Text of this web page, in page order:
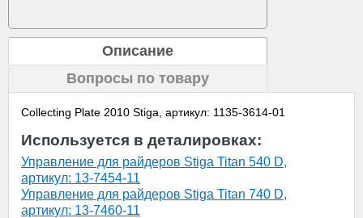
Описание
Вопросы по товару
Collecting Plate 2010 Stiga, артикул: 1135-3614-01
Используется в деталировках:
Управление для райдеров Stiga Titan 540 D,
артикул: 13-7454-11
Управление для райдеров Stiga Titan 740 D,
артикул: 13-7460-11